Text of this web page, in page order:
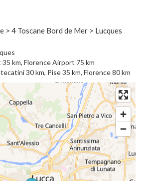
> 4 Toscane Bord de Mer > Lucques
km, Florence Airport 75 km
30 km, Pise 35 km, Florence 80 km